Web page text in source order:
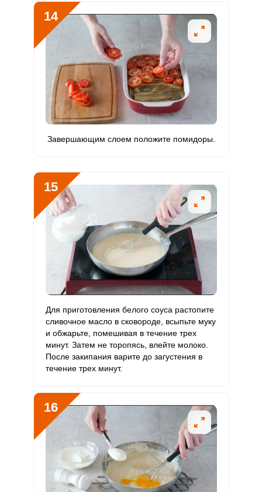
14
Завершающим слоем положите помидоры.
15
Для приготовления белого соуса растопите
сливочное масло в сковороде, всыпьте муку
и обжарьте, помешивая в течение трех
минут. Затем не торопясь, влейте молоко.
После закипания варите до загустения в
течение трех минут.
16